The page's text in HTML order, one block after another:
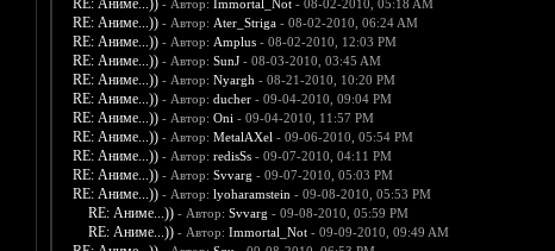
RE: Аниме...)) - Автор: Immortal_Not- 08-02-2010, 05:18 AM
RE: Аниме...)) - Автор: Ater_Striga- 08-02-2010, 06:24 AM
RE: Аниме...)) - Автор: Amplus- 08-02-2010, 12:03 PM
RE: Аниме...)) - Автор: SunJ- 08-03-2010, 03:45 AM
RE: Аниме...)) - Автор: Nyargh - 08-21-2010, 10:20 PM
RE: Аниме...)) - Автор: ducher- 09-04-2010, 09:04 PM
RE: Аниме...)) - Автор: Oni - 09-04-2010, 11:57 PM
RE: Аниме...)) - Автор: MetalAXel - 09-06-2010, 05:54 PM
RE: Аниме...)) - Автор: redisSs- 09-07-2010, 04:11 PM
RE: Аниме...)) - Автор: Svvarg - 09-07-2010, 05:03 PM
RE: Аниме...)) - Автор: lyoharamstein - 09-08-2010, 05:53 PM
RE: Аниме...)) - Автор: Svvarg - 09-08-2010, 05:59 PM
RE: Аниме...)) - Автор: Immortal_Not- 09-09-2010, 09:49 AM